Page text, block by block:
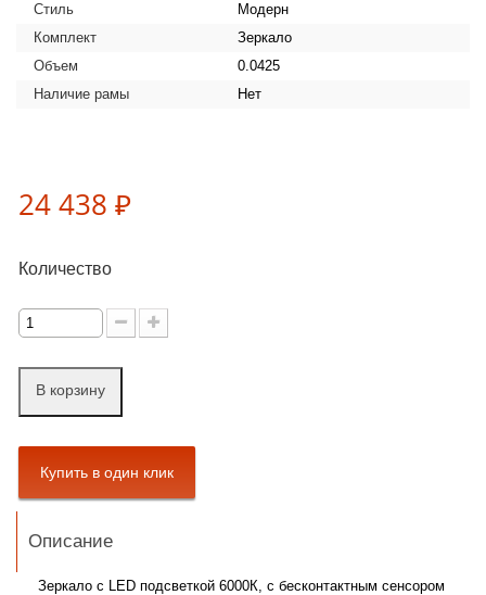
Стиль
Модерн
Комплект
Зеркало
Объем
0.0425
Наличие рамы
Нет
24 438 ₽
Количество
В корзину
Описание
Зеркало с LED подсветкой 6000К, с бесконтактным сенсором